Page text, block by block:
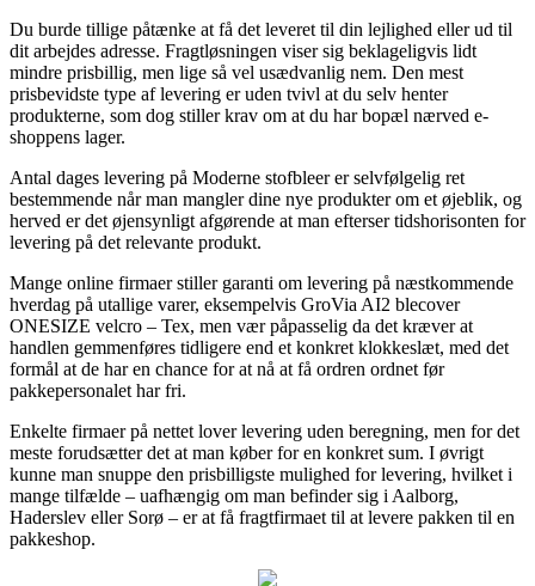
Du burde tillige påtænke at få det leveret til din lejlighed eller ud til
dit arbejdes adresse. Fragtløsningen viser sig beklageligvis lidt
mindre prisbillig, men lige så vel usædvanlig nem. Den mest
prisbevidste type af levering er uden tvivl at du selv henter
produkterne, som dog stiller krav om at du har bopæl nærved e-
shoppens lager.
Antal dages levering på Moderne stofbleer er selvfølgelig ret
bestemmende når man mangler dine nye produkter om et øjeblik, og
herved er det øjensynligt afgørende at man efterser tidshorisonten for
levering på det relevante produkt.
Mange online firmaer stiller garanti om levering på næstkommende
hverdag på utallige varer, eksempelvis GroVia AI2 blecover
ONESIZE velcro – Tex, men vær påpasselig da det kræver at
handlen gemmenføres tidligere end et konkret klokkeslæt, med det
formål at de har en chance for at nå at få ordren ordnet før
pakkepersonalet har fri.
Enkelte firmaer på nettet lover levering uden beregning, men for det
meste forudsætter det at man køber for en konkret sum. I øvrigt
kunne man snuppe den prisbilligste mulighed for levering, hvilket i
mange tilfælde – uafhængig om man befinder sig i Aalborg,
Haderslev eller Sorø – er at få fragtfirmaet til at levere pakken til en
pakkeshop.